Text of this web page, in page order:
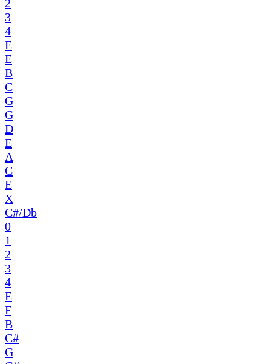
2
3
4
E
E
B
C
G
G
D
E
A
C
E
X
C#/Db
0
1
2
3
4
E
F
B
C#
G